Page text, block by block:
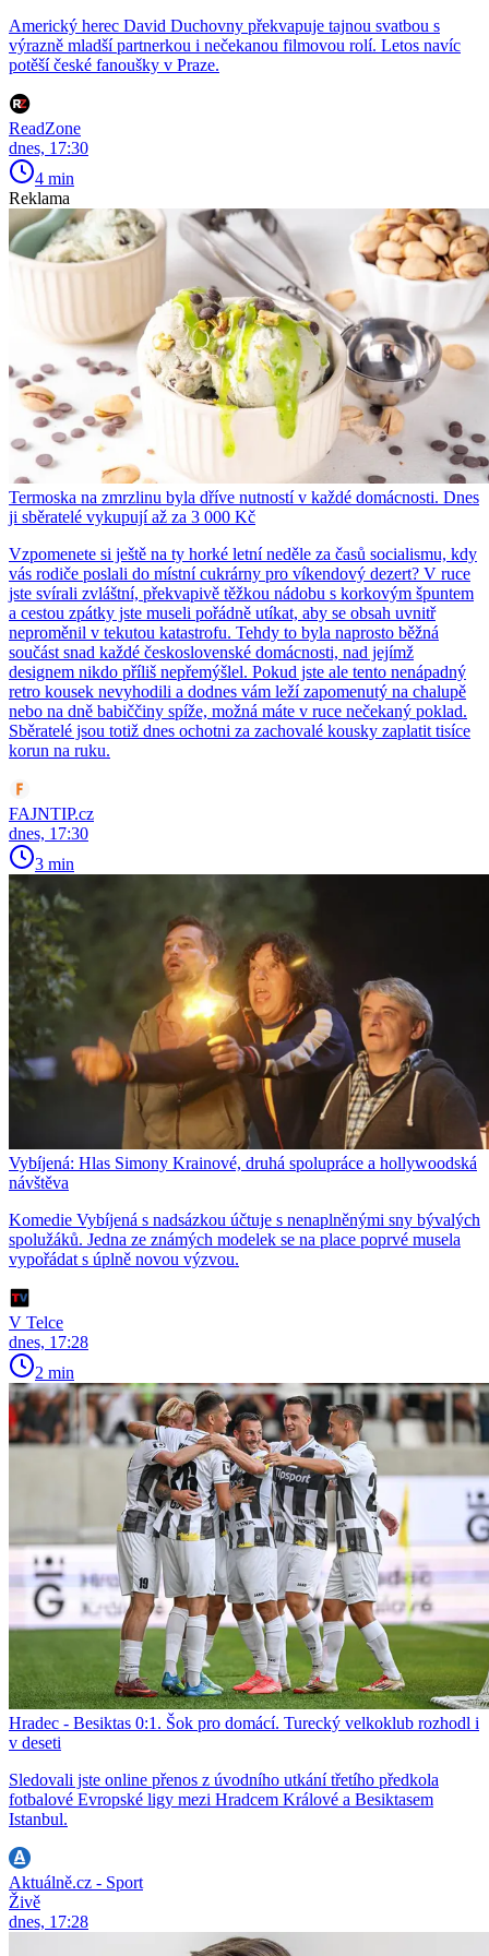
Americký herec David Duchovny překvapuje tajnou svatbou s
výrazně mladší partnerkou i nečekanou filmovou rolí. Letos navíc
potěší české fanoušky v Praze.
ReadZone
dnes, 17:30
4 min
Reklama
Termoska na zmrzlinu byla dříve nutností v každé domácnosti. Dnes
ji sběratelé vykupují až za 3 000 Kč
Vzpomenete si ještě na ty horké letní neděle za časů socialismu, kdy
vás rodiče poslali do místní cukrárny pro víkendový dezert? V ruce
jste svírali zvláštní, překvapivě těžkou nádobu s korkovým špuntem
a cestou zpátky jste museli pořádně utíkat, aby se obsah uvnitř
neproměnil v tekutou katastrofu. Tehdy to byla naprosto běžná
součást snad každé československé domácnosti, nad jejímž
designem nikdo příliš nepřemýšlel. Pokud jste ale tento nenápadný
retro kousek nevyhodili a dodnes vám leží zapomenutý na chalupě
nebo na dně babiččiny spíže, možná máte v ruce nečekaný poklad.
Sběratelé jsou totiž dnes ochotni za zachovalé kousky zaplatit tisíce
korun na ruku.
FAJNTIP.cz
dnes, 17:30
3 min
Vybíjená: Hlas Simony Krainové, druhá spolupráce a hollywoodská
návštěva
Komedie Vybíjená s nadsázkou účtuje s nenaplněnými sny bývalých
spolužáků. Jedna ze známých modelek se na place poprvé musela
vypořádat s úplně novou výzvou.
V Telce
dnes, 17:28
2 min
Hradec - Besiktas 0:1. Šok pro domácí. Turecký velkoklub rozhodl i
v deseti
Sledovali jste online přenos z úvodního utkání třetího předkola
fotbalové Evropské ligy mezi Hradcem Králové a Besiktasem
Istanbul.
Aktuálně.cz - Sport
Živě
dnes, 17:28